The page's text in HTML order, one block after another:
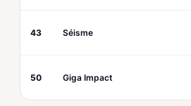
43 Séisme
50 Giga Impact